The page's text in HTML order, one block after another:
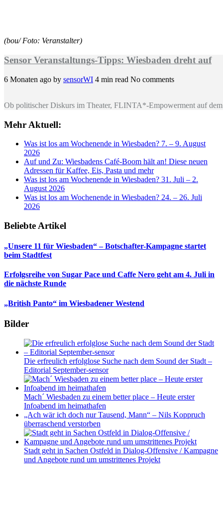
(bou/ Foto: Veranstalter)
Sensor Veranstaltungs-Tipps: Wiesbaden dreht auf
6 Monaten ago by sensorWI 4 min read No comments
Ob politischer Diskurs im Theater, FLINTA*-Empowerment auf
Mehr Aktuell:
Was ist los am Wochenende in Wiesbaden? 7. – 9. August
2026
Auf und Zu: Wiesbadens Café-Boom hält an! Diese neuen
Adressen für Kaffee, Eis, Pasta und mehr
Was ist los am Wochenende in Wiesbaden? 31. Juli – 2.
August 2026
Was ist los am Wochenende in Wiesbaden? 24. – 26. Juli
2026
Beliebte Artikel
„Unsere 11 für Wiesbaden“ – Botschafter-Kampagne startet
beim Stadtfest
Erfolgsreihe von Sugar Pace und Caffe Nero geht am 4. Juli in
die nächste Runde
„British Panto“ im Wiesbadener Westend
Bilder
Die erfreulich erfolglose Suche nach dem Sound der Stadt –
Editorial September-sensor
Mach´ Wiesbaden zu einem better place – Heute erster
Infoabend im heimathafen
„Ach wär ich doch nur Tausend, Mann“ – Nils Koppruch
überraschend verstorben
Stadt geht in Sachen Ostfeld in Dialog-Offensive / Kampagne
und Angebote rund um umstrittenes Projekt